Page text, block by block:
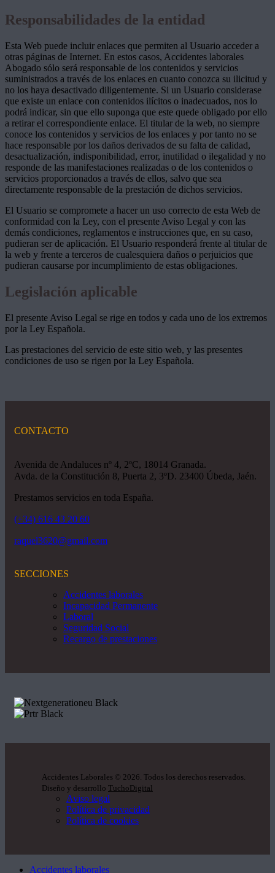
Responsabilidades de la entidad
Esta Web puede incluir enlaces que permiten al Usuario acceder a
otras páginas de Internet. En estos casos, Accidentes laborales
Abogado sólo será responsable de los contenidos y servicios
suministrados a través de los enlaces en cuanto conozca su ilicitud y
no los haya desactivado diligentemente. Si un Usuario considerase
que existe un enlace con contenidos ilícitos o inadecuados, nos lo
podrá indicar, sin que ello suponga que este quede obligado por ello
a retirar el correspondiente enlace. El titular de la web, no siempre
conoce los contenidos y servicios de los enlaces y por tanto no se
hace responsable por los daños derivados de su falta de calidad,
desactualización, indisponibilidad, error, inutilidad o ilegalidad y no
responde de las manifestaciones realizadas o de los contenidos o
servicios proporcionados a través de ellos, salvo que sea
directamente responsable de la prestación de dichos servicios.
El Usuario se compromete a hacer un uso correcto de esta Web de
conformidad con la Ley, con el presente Aviso Legal y con las
demás condiciones, reglamentos e instrucciones que, en su caso,
pudieran ser de aplicación. El Usuario responderá frente al titular de
la web y frente a terceros de cualesquiera daños o perjuicios que
pudieran causarse por incumplimiento de estas obligaciones.
Legislación aplicable
El presente Aviso Legal se rige en todos y cada uno de los extremos
por la Ley Española.
Las prestaciones del servicio de este sitio web, y las presentes
condiciones de uso se rigen por la Ley Española.
CONTACTO
Avenida de Andaluces nº 4, 2ºC, 18014 Granada.
Avda. de la Constitución 8, Puerta 2, 3ºD. 23400 Úbeda, Jaén.
Prestamos servicios en toda España.
(+34) 616 43 20 60
raquel3620@gmail.com
SECCIONES
Accidentes laborales
Incapacidad Permanente
Laboral
Seguridad Social
Recargo de prestaciones
Accidentes Laborales © 2026. Todos los derechos reservados.
Diseño y desarrollo TuchoDigital
Aviso legal
Política de privacidad
Política de cookies
Accidentes laborales